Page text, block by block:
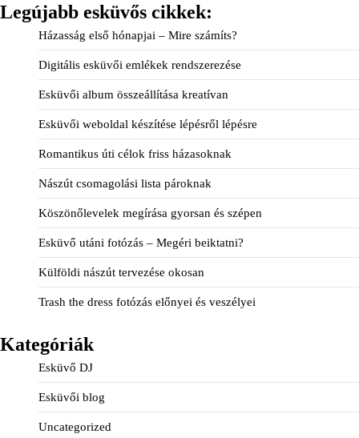
Legújabb esküvős cikkek:
Házasság első hónapjai – Mire számíts?
Digitális esküvői emlékek rendszerezése
Esküvői album összeállítása kreatívan
Esküvői weboldal készítése lépésről lépésre
Romantikus úti célok friss házasoknak
Nászút csomagolási lista pároknak
Köszönőlevelek megírása gyorsan és szépen
Esküvő utáni fotózás – Megéri beiktatni?
Külföldi nászút tervezése okosan
Trash the dress fotózás előnyei és veszélyei
Kategóriák
Esküvő DJ
Esküvői blog
Uncategorized